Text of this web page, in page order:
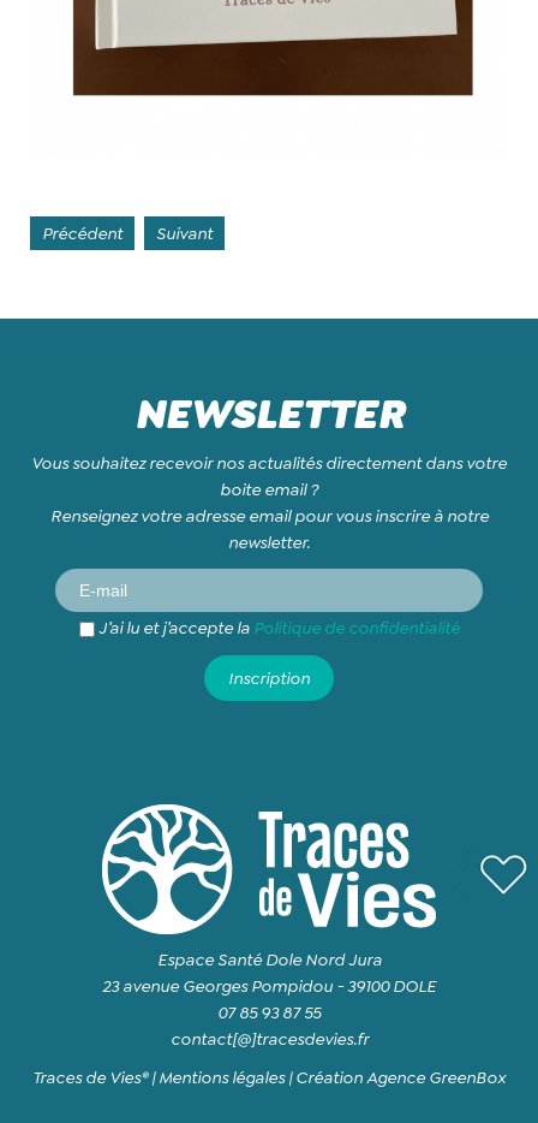
Précédent Suivant
NEWSLETTER
Vous souhaitez recevoir nos actualités directement dans votre
boite email ?
Renseignez votre adresse email pour vous inscrire à notre
newsletter.
J’ai lu et j’accepte la Politique de confidentialité
Espace Santé Dole Nord Jura
23 avenue Georges Pompidou - 39100 DOLE
07 85 93 87 55
contact[@]tracesdevies.fr
Traces de Vies® |Mentions légales|Création Agence GreenBox